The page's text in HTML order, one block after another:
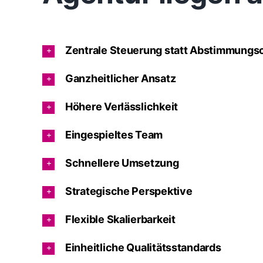
Zentrale Steuerung statt
Ganzheitlicher Ansatz
Höhere Verlässlichkeit
Eingespieltes Team
Schnellere Umsetzung
Strategische Perspektive
Flexible Skalierbarkeit
Einheitliche Qualitätsstandards